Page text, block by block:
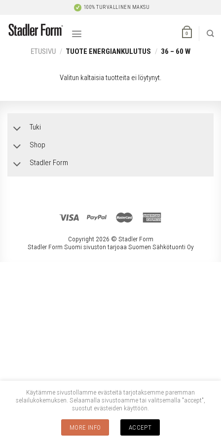
content
100% TURVALLINEN MAKSU
0
ETUSIVU / TUOTE ENERGIANKULUTUS / 36 – 60 W
Valitun kaltaisia tuotteita ei löytynyt.
Tuki
Shop
Stadler Form
Copyright 2026 © Stadler Form
Stadler Form Suomi sivuston tarjoaa Suomen Sähkötuonti Oy
Käytämme sivustollamme evästeitä tarjotaksemme paremman
selailukokemuksen. Selaamalla sivustoamme tai valitsemalla "accept",
suostut evästeiden käyttöön.
MORE INFO ACCEPT